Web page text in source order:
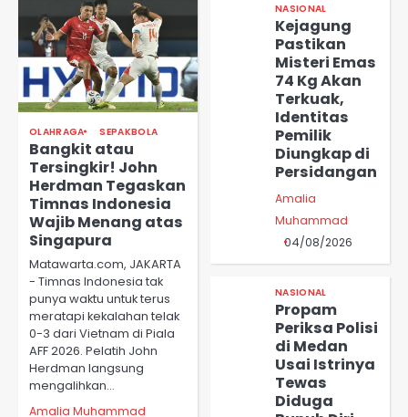
OLAHRAGA SEPAKBOLA
Bangkit atau
Tersingkir! John
Herdman Tegaskan
Timnas Indonesia
Wajib Menang atas
Singapura
Matawarta.com, JAKARTA
- Timnas Indonesia tak
punya waktu untuk terus
meratapi kekalahan telak
0-3 dari Vietnam di Piala
AFF 2026. Pelatih John
Herdman langsung
mengalihkan…
Amalia Muhammad
NASIONAL
Kejagung
Pastikan
Misteri Emas
74 Kg Akan
Terkuak,
Identitas
Pemilik
Diungkap di
Persidangan
Amalia
Muhammad
04/08/2026
NASIONAL
Propam
Periksa Polisi
di Medan
Usai Istrinya
Tewas
Diduga